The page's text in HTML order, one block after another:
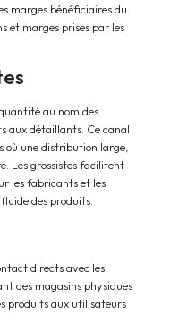
marges bénéficiaires du
et marges prises par les
au nom des
aux détaillants. Ce canal
où une distribution large,
Les grossistes facilitent
les fabricants et les
des produits.
directs avec les
des magasins physiques
produits aux utilisateurs